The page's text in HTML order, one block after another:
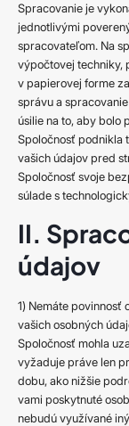
Spracovanie je
jednotlivými
spracovateľom. Na
výpočtovej techniky,
v papierovej forme
správu a
úsilie na to, aby bolo
Spoločnosť podnikla
vašich údajov pred
Spoločnosť svoje
súlade s
II.
údajov
1) Nemáte povinnosť
vašich osobných
Spoločnosť mohla
vyžaduje práve len
dobu, ako nižšie
vami poskytnuté
nebudú využívané